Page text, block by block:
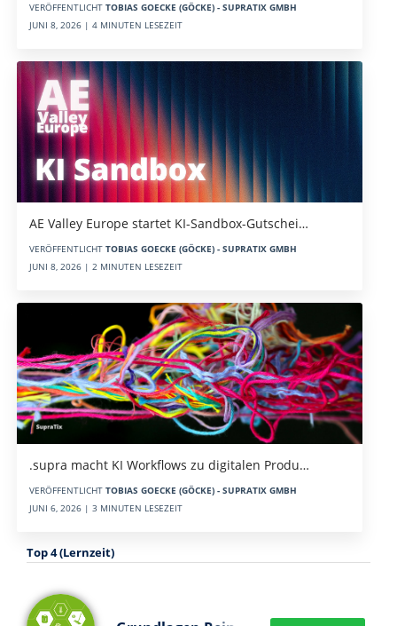
VERÖFFENTLICHT TOBIAS GOECKE (GÖCKE) - SUPRATIX GMBH
JUNI 8, 2026 | 4 MINUTEN LESEZEIT
AE Valley Europe startet KI-Sandbox-Gutschei…
VERÖFFENTLICHT TOBIAS GOECKE (GÖCKE) - SUPRATIX GMBH
JUNI 8, 2026 | 2 MINUTEN LESEZEIT
.supra macht KI Workflows zu digitalen Produ…
VERÖFFENTLICHT TOBIAS GOECKE (GÖCKE) - SUPRATIX GMBH
JUNI 6, 2026 | 3 MINUTEN LESEZEIT
Top 4 (Lernzeit)